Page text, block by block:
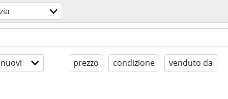
prezzo condizione venduto da